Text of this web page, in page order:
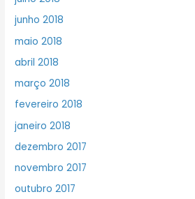
junho 2018
maio 2018
abril 2018
março 2018
fevereiro 2018
janeiro 2018
dezembro 2017
novembro 2017
outubro 2017